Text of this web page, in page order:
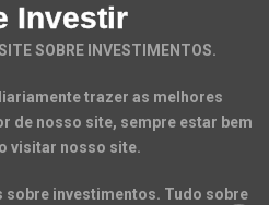
Investir
SOBRE INVESTIMENTOS.
trazer as melhores
de nosso site, sempre estar bem
visitar nosso site.
investimentos. Tudo sobre